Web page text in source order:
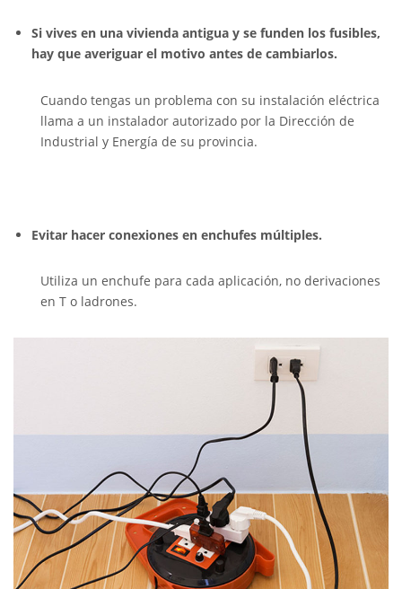
Si vives en una vivienda antigua y se funden los fusibles,
hay que averiguar el motivo antes de cambiarlos.
Cuando tengas un problema con su instalación eléctrica
llama a un instalador autorizado por la Dirección de
Industrial y Energía de su provincia.
Evitar hacer conexiones en enchufes múltiples.
Utiliza un enchufe para cada aplicación, no derivaciones
en T o ladrones.